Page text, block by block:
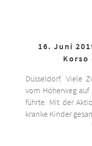
16. Juni
Korso
Düsseldorf. Viele
vom Höherweg
führte. Mit der
kranke Kinder